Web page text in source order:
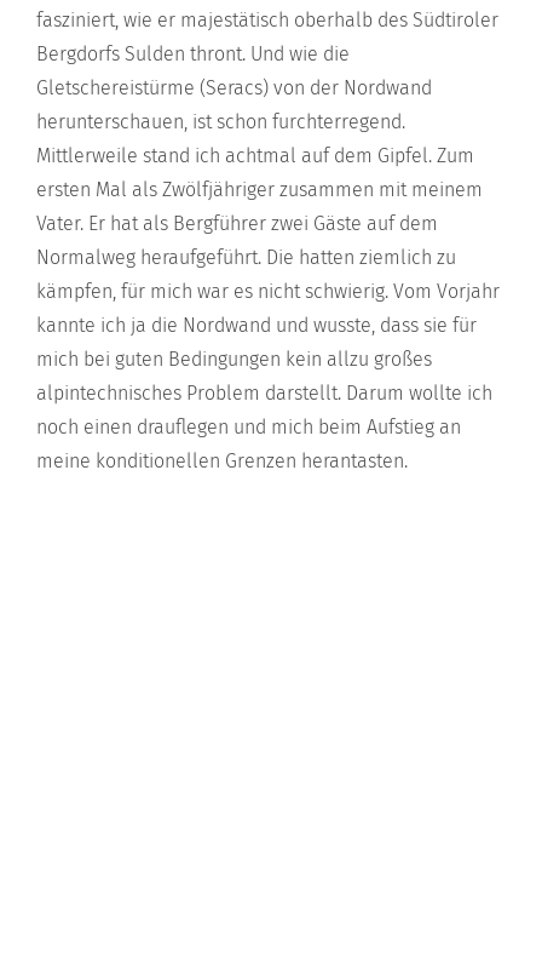
fasziniert, wie er majestätisch oberhalb des Südtiroler
Bergdorfs Sulden thront. Und wie die
Gletschereistürme (Seracs) von der Nordwand
herunterschauen, ist schon furchterregend.
Mittlerweile stand ich achtmal auf dem Gipfel. Zum
ersten Mal als Zwölfjähriger zusammen mit meinem
Vater. Er hat als Bergführer zwei Gäste auf dem
Normalweg heraufgeführt. Die hatten ziemlich zu
kämpfen, für mich war es nicht schwierig. Vom Vorjahr
kannte ich ja die Nordwand und wusste, dass sie für
mich bei guten Bedingungen kein allzu großes
alpintechnisches Problem darstellt. Darum wollte ich
noch einen drauflegen und mich beim Aufstieg an
meine konditionellen Grenzen herantasten.